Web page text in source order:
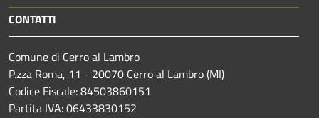
CONTATTI
Comune di Cerro al Lambro
P.zza Roma, 11 - 20070 Cerro al Lambro (MI)
Codice Fiscale: 84503860151
Partita IVA: 06433830152